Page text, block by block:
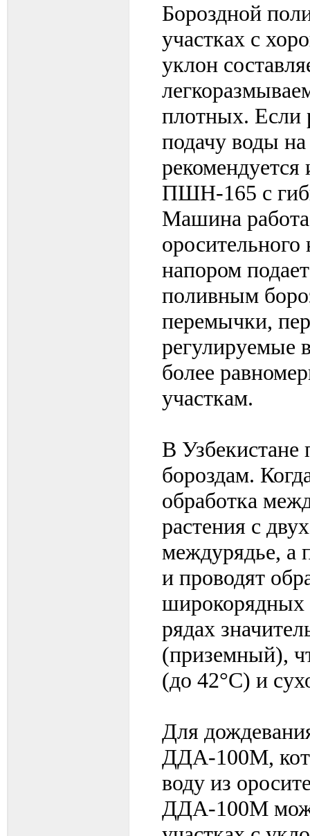
Бороздной
участках с
уклон
плотных. Если
подачу воды
ПШН-165 с
Машина
напором
поливным
перемычки,
регулируемые
более
участкам.
В Узбекистане
бороздам.
обработка
растения с
междурядье, а
и проводят
широкорядных
рядах
(приземный),
(до 42°С) и
Для
ДДА-100М,
воду из
ДДА-100М